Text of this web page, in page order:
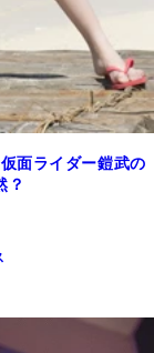
面ライダー鎧武の
？